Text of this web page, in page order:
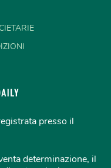
presso il
determinazione, il